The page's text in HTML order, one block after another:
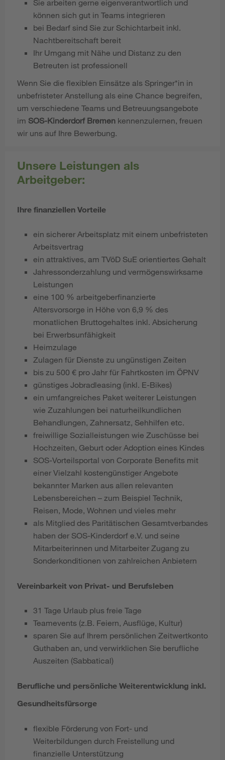
Sie arbeiten gerne eigenverantwortlich und
können sich gut in Teams integrieren
bei Bedarf sind Sie zur Schichtarbeit inkl.
Nachtbereitschaft bereit
Ihr Umgang mit Nähe und Distanz zu den
Betreuten ist professionell
Wenn Sie die flexiblen Einsätze als Springer*in in
unbefristeter Anstellung als eine Chance begreifen,
um verschiedene Teams und Betreuungsangebote
im SOS-Kinderdorf Bremen kennenzulernen, freuen
wir uns auf Ihre Bewerbung.
Unsere Leistungen als
Arbeitgeber:
Ihre finanziellen Vorteile
ein sicherer Arbeitsplatz mit einem unbefristeten
Arbeitsvertrag
ein attraktives, am TVöD SuE orientiertes Gehalt
Jahressonderzahlung und vermögenswirksame
Leistungen
eine 100 % arbeitgeberfinanzierte
Altersvorsorge in Höhe von 6,9 % des
monatlichen Bruttogehaltes inkl. Absicherung
bei Erwerbsunfähigkeit
Heimzulage
Zulagen für Dienste zu ungünstigen Zeiten
bis zu 500 € pro Jahr für Fahrtkosten im ÖPNV
günstiges Jobradleasing (inkl. E-Bikes)
ein umfangreiches Paket weiterer Leistungen
wie Zuzahlungen bei naturheilkundlichen
Behandlungen, Zahnersatz, Sehhilfen etc.
freiwillige Sozialleistungen wie Zuschüsse bei
Hochzeiten, Geburt oder Adoption eines Kindes
SOS-Vorteilsportal von Corporate Benefits mit
einer Vielzahl kostengünstiger Angebote
bekannter Marken aus allen relevanten
Lebensbereichen – zum Beispiel Technik,
Reisen, Mode, Wohnen und vieles mehr
als Mitglied des Paritätischen Gesamtverbandes
haben der SOS-Kinderdorf e.V. und seine
Mitarbeiterinnen und Mitarbeiter Zugang zu
Sonderkonditionen von zahlreichen Anbietern
Vereinbarkeit von Privat- und Berufsleben
31 Tage Urlaub plus freie Tage
Teamevents (z.B. Feiern, Ausflüge, Kultur)
sparen Sie auf Ihrem persönlichen Zeitwertkonto
Guthaben an, und verwirklichen Sie berufliche
Auszeiten (Sabbatical)
Berufliche und persönliche Weiterentwicklung inkl.
Gesundheitsfürsorge
flexible Förderung von Fort- und
Weiterbildungen durch Freistellung und
finanzielle Unterstützung